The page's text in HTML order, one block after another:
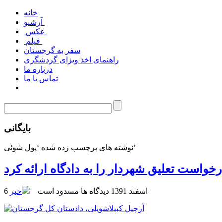
خانه
سفر به گرجستان
راهنمای اخذ ویزای گردشگری
درباره ما
تماس با ما
بایگانی
نوشته های برچسب زده شده ‘پول شوئی’
تعلیق شهردار را به دادگاه ارائه کرد
6 اسفند 1391 دیدگاه ها مسدود است خبر